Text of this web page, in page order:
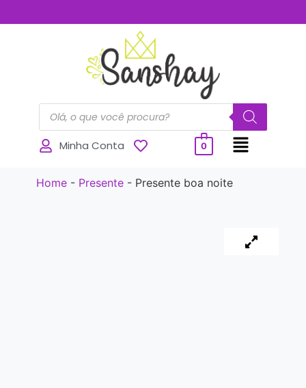
Minha Conta 0
Home- Presente- Presente boa noite